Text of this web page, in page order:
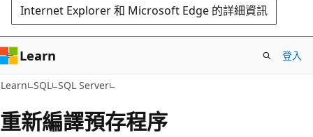
Internet Explorer 和 Microsoft Edge 的詳細資訊
Learn 登入
Learn SQL SQL Server
重新編譯預存程序